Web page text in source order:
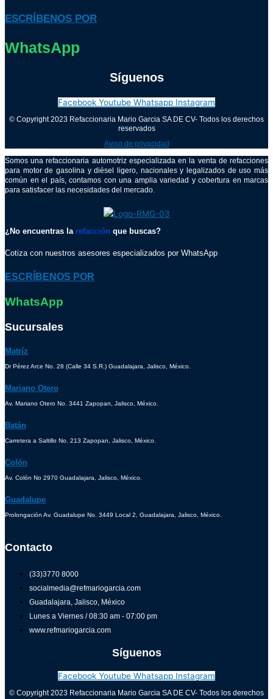
ESCRÍBENOS POR
WhatsApp
Síguenos
Facebook Youtube Whatsapp Instagram
© Copyright 2023 Refaccionaria Mario Garcia SA DE CV- Todos los derechos
reservados
Aviso de privacidad
Somos una refaccionaria automotriz especializada en la venta de refacciones
para motor de gasolina y diésel ligero, nacionales y legalizados de uso más
común en el país, contamos con una amplia variedad y cobertura en marcas
para satisfacer las necesidades del mercado.
¿No encuentras la refacción que buscas?
Cotiza con nuestros asesores especializados por WhatsApp
ESCRÍBENOS POR
WhatsApp
Sucursales
Matríz
Dr Pérez Arce No. 28 (Calle 34 S.R.) Guadalajara, Jalisco, México.
Mariano Otero
Av. Mariano Otero No. 3441 Zapopan, Jalisco, México.
Batán
Carretera a Saltillo No. 213 Zapopan, Jalisco, México.
Colón
Av. Colón No 2970 Guadalajara, Jalisco, México.
Guadalupe
Prolongación Av. Guadalupe No. 3449 Local 2, Guadalajara, Jalisco, México.
Contacto
(33)3770 8000
socialmedia@refmariogarcia.com
Guadalajara, Jalisco, México
Lunes a Viernes / 08:30 am - 07:00 pm
www.refmariogarcia.com
Síguenos
Facebook Youtube Whatsapp Instagram
© Copyright 2023 Refaccionaria Mario Garcia SA DE CV- Todos los derechos